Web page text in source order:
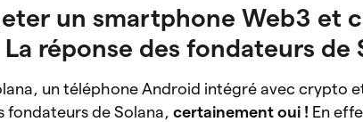
un smartphone Web3 et
réponse des fondateurs de
un téléphone Android intégré avec crypto
fondateurs de Solana,certainement oui ! En